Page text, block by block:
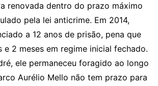
renovada dentro do prazo máximo
pela lei anticrime. Em 2014,
a 12 anos de prisão, pena que
e 2 meses em regime inicial fechado.
ele permaneceu foragido ao longo
Aurélio Mello não tem prazo para